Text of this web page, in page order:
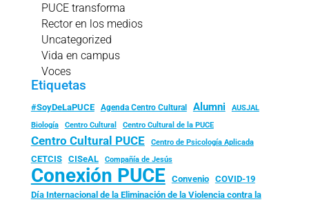
PUCE transforma
Rector en los medios
Uncategorized
Vida en campus
Voces
Etiquetas
#SoyDeLaPUCE Agenda Centro Cultural Alumni
AUSJAL
Biología
Centro Cultural Centro Cultural de la PUCE
Centro Cultural PUCE Centro de Psicología Aplicada
CETCIS CISeAL Compañía de Jesús
Conexión PUCE Convenio
COVID-19
Día Internacional de la Eliminación de la Violencia contra la